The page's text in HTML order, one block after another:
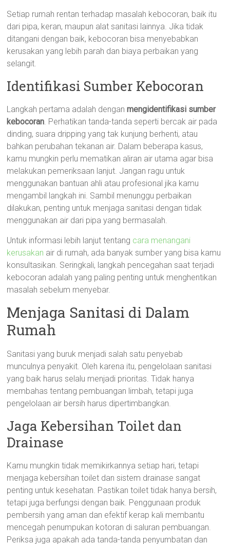
Setiap rumah rentan terhadap masalah kebocoran, baik itu
dari pipa, keran, maupun alat sanitasi lainnya. Jika tidak
ditangani dengan baik, kebocoran bisa menyebabkan
kerusakan yang lebih parah dan biaya perbaikan yang
selangit.
Identifikasi Sumber Kebocoran
Langkah pertama adalah denganmengidentifikasi sumber
kebocoran. Perhatikan tanda-tanda seperti bercak air pada
dinding, suara dripping yang tak kunjung berhenti, atau
bahkan perubahan tekanan air. Dalam beberapa kasus,
kamu mungkin perlu mematikan aliran air utama agar bisa
melakukan pemeriksaan lanjut. Jangan ragu untuk
menggunakan bantuan ahli atau profesional jika kamu
mengambil langkah ini. Sambil menunggu perbaikan
dilakukan, penting untuk menjaga sanitasi dengan tidak
menggunakan air dari pipa yang bermasalah.
Untuk informasi lebih lanjut tentang cara menangani
kerusakan air di rumah, ada banyak sumber yang bisa kamu
konsultasikan. Seringkali, langkah pencegahan saat terjadi
kebocoran adalah yang paling penting untuk menghentikan
masalah sebelum menyebar.
Menjaga Sanitasi di Dalam
Rumah
Sanitasi yang buruk menjadi salah satu penyebab
munculnya penyakit. Oleh karena itu, pengelolaan sanitasi
yang baik harus selalu menjadi prioritas. Tidak hanya
membahas tentang pembuangan limbah, tetapi juga
pengelolaan air bersih harus dipertimbangkan.
Jaga Kebersihan Toilet dan
Drainase
Kamu mungkin tidak memikirkannya setiap hari, tetapi
menjaga kebersihan toilet dan sistem drainase sangat
penting untuk kesehatan. Pastikan toilet tidak hanya bersih,
tetapi juga berfungsi dengan baik. Penggunaan produk
pembersih yang aman dan efektif kerap kali membantu
mencegah penumpukan kotoran di saluran pembuangan.
Periksa juga apakah ada tanda-tanda penyumbatan dan